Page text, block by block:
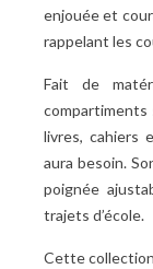
enjouée et
rappelant les
Fait de
compartiments
livres, cahiers
aura besoin.
poignée
trajets d’école.
Cette